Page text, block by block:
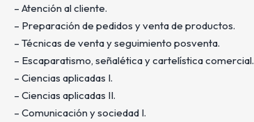
– Atención al cliente.
– Preparación de pedidos y venta de productos.
– Técnicas de venta y seguimiento posventa.
– Escaparatismo, señalética y cartelística comercial.
– Ciencias aplicadas I.
– Ciencias aplicadas II.
– Comunicación y sociedad I.